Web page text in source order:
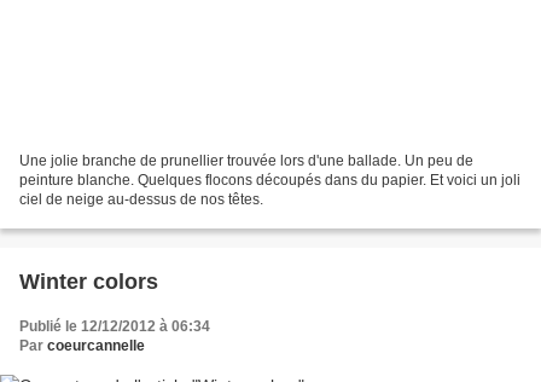
Une jolie branche de prunellier trouvée lors d'une ballade. Un peu de
peinture blanche. Quelques flocons découpés dans du papier. Et voici un joli
ciel de neige au-dessus de nos têtes.
Winter colors
Publié le 12/12/2012 à 06:34
Par coeurcannelle